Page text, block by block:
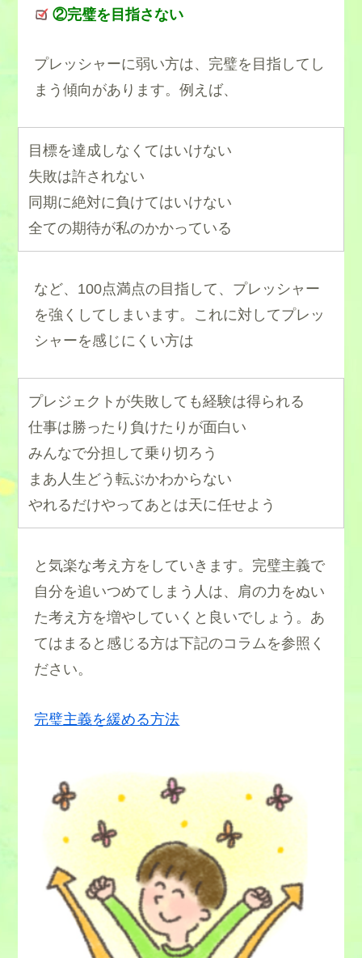
②完璧を目指さない
プレッシャーに弱い方は、完璧を目指してし
まう傾向があります。例えば、
目標を達成しなくてはいけない
失敗は許されない
同期に絶対に負けてはいけない
全ての期待が私のかかっている
など、100点満点の目指して、プレッシャー
を強くしてしまいます。これに対してプレッ
シャーを感じにくい方は
プレジェクトが失敗しても経験は得られる
仕事は勝ったり負けたりが面白い
みんなで分担して乗り切ろう
まあ人生どう転ぶかわからない
やれるだけやってあとは天に任せよう
と気楽な考え方をしていきます。完璧主義で
自分を追いつめてしまう人は、肩の力をぬい
た考え方を増やしていくと良いでしょう。あ
てはまると感じる方は下記のコラムを参照く
ださい。
完璧主義を緩める方法